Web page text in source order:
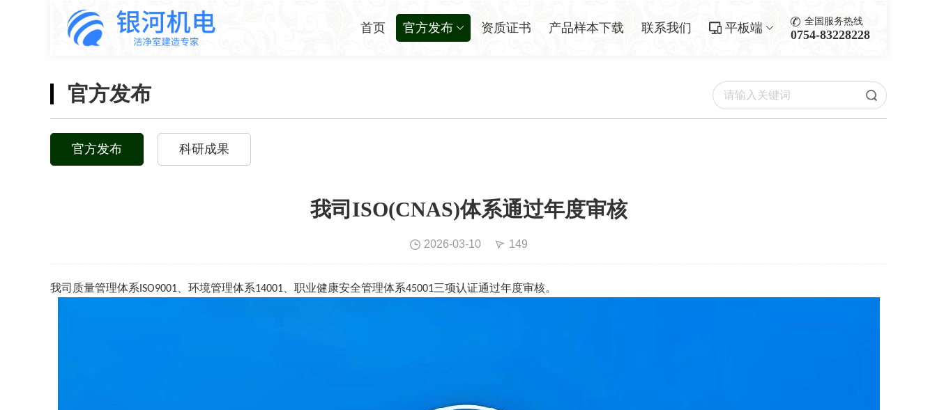
首页 官方发布 资质证书 产品样本下载 联系我们 平板端 全国服务热线
0754-83228228
官方发布
官方发布 科研成果
我司ISO(CNAS)体系通过年度审核
2026-03-10 149
我司质量管理体系 ISO9001 、环境管理体系14001 、职业健康安全管理体系45001三项认证通过年度审核。